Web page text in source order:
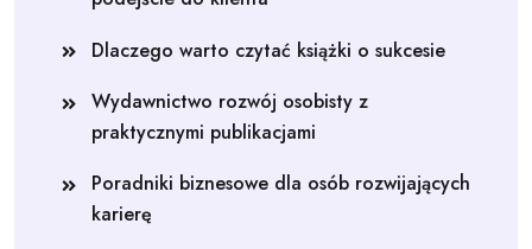
Dlaczego warto czytać książki o sukcesie
Wydawnictwo rozwój osobisty z
praktycznymi publikacjami
Poradniki biznesowe dla osób rozwijających
karierę